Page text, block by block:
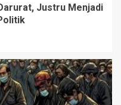
Justru Menjadi